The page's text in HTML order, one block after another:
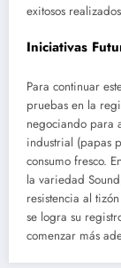
exitosos
Iniciativas
Para continuar
pruebas en la
negociando para
industrial (papas
consumo fresco.
la variedad
resistencia al
se logra su
comenzar más